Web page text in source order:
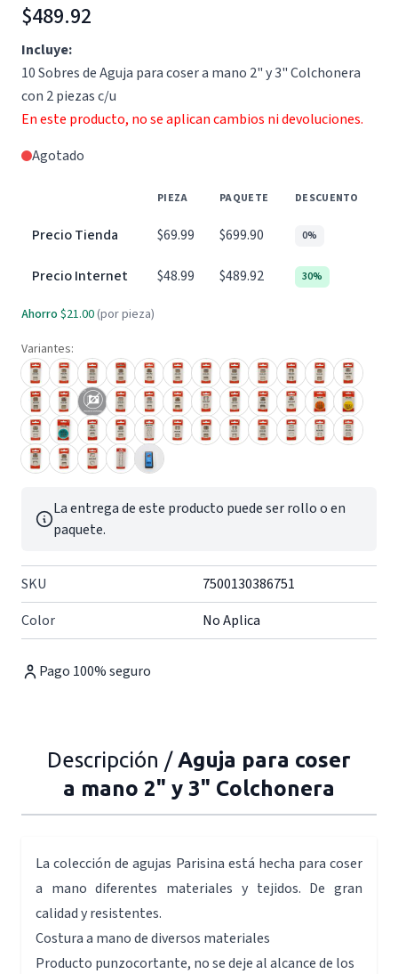
$489.92
Incluye:
10 Sobres de Aguja para coser a mano 2" y 3" Colchonera
con 2 piezas c/u
En este producto, no se aplican cambios ni devoluciones.
Agotado
PIEZA PAQUETE DESCUENTO
Precio Tienda $69.99 $699.90 0%
Precio Internet $48.99 $489.92 30%
Ahorro $21.00 (por pieza)
Variantes:
La entrega de este producto puede ser rollo o en
paquete.
SKU
7500130386751
Color
No Aplica
Pago 100% seguro
Descripción /Aguja para coser
a mano 2" y 3" Colchonera
La colección de agujas Parisina está hecha para coser
a mano diferentes materiales y tejidos. De gran
calidad y resistentes.
Costura a mano de diversos materiales
Producto punzocortante, no se deje al alcance de los